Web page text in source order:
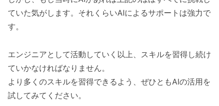
ていた気がします。それくらいAIによるサポートは強力で
す。
エンジニアとして活動していく以上、スキルを習得し続け
ていかなければなりません。
より多くのスキルを習得できるよう、ぜひともAIの活用を
試してみてください。